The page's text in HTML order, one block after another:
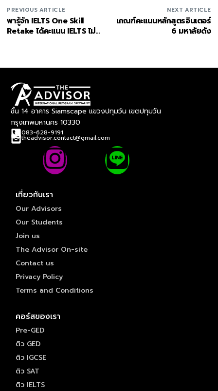
PREVIOUS ARTICLE
พารู้จัก IELTS One Skill
Retake ได้คะแนน IELTS ไม่
NEXT ARTICLE
เกณฑ์คะแนนหลักสูตรอินเตอร์
6 มหาลัยดัง
ชั้น 14 อาคาร Siamscape แขวงปทุมวัน เขตปทุมวัน
กรุงเทพมหานคร 10330
083-628-9191
theadvisor.contact@gmail.com
เกี่ยวกับเรา
Our Advisors
Our Students
Join us
The Advisor On-site
Contact us
Privacy Policy
Terms and Conditions
คอร์สของเรา
Pre-GED
ติว GED
ติว IGCSE
ติว SAT
ติว IELTS